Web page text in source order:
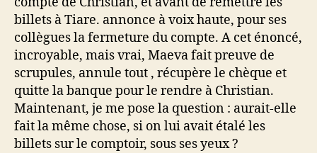
billets à Tiare. annonce à voix haute, pour ses
collègues la fermeture du compte. A cet énoncé,
incroyable, mais vrai, Maeva fait preuve de
scrupules, annule tout , récupère le chèque et
quitte la banque pour le rendre à Christian.
Maintenant, je me pose la question : aurait-elle
fait la même chose, si on lui avait étalé les
billets sur le comptoir, sous ses yeux ?